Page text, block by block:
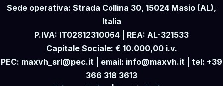
Sede operativa: Strada Collina 30, 15024 Masio (AL),
Italia
P.IVA: IT02812310064 | REA: AL-321533
Capitale Sociale: € 10.000,00 i.v.
PEC: maxvh_srl@pec.it | email: info@maxvh.it | tel: +39
366 318 3613